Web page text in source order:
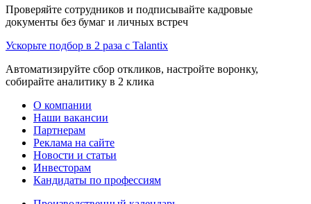
Проверяйте сотрудников и подписывайте кадровые
документы без бумаг и личных встреч
Ускорьте подбор в 2 раза с Talantix
Автоматизируйте сбор откликов, настройте воронку,
собирайте аналитику в 2 клика
О компании
Наши вакансии
Партнерам
Реклама на сайте
Новости и статьи
Инвесторам
Кандидаты по профессиям